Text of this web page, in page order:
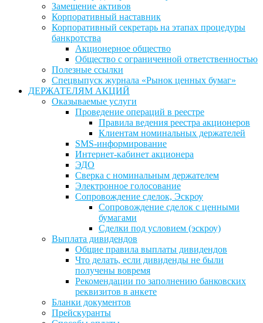
Замещение активов
Корпоративный наставник
Корпоративный секретарь на этапах процедуры
банкротства
Акционерное общество
Общество с ограниченной ответственностью
Полезные ссылки
Спецвыпуск журнала «Рынок ценных бумаг»
ДЕРЖАТЕЛЯМ АКЦИЙ
Оказываемые услуги
Проведение операций в реестре
Правила ведения реестра акционеров
Клиентам номинальных держателей
SMS-информирование
Интернет-кабинет акционера
ЭДО
Сверка с номинальным держателем
Электронное голосование
Сопровождение сделок, Эскроу
Сопровождение сделок с ценными
бумагами
Сделки под условием (эскроу)
Выплата дивидендов
Общие правила выплаты дивидендов
Что делать, если дивиденды не были
получены вовремя
Рекомендации по заполнению банковских
реквизитов в анкете
Бланки документов
Прейскуранты